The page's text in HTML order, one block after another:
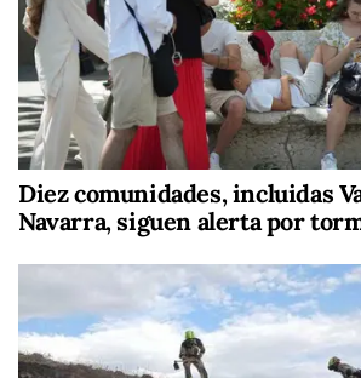
Diez comunidades, incluidas
Navarra, siguen alerta por